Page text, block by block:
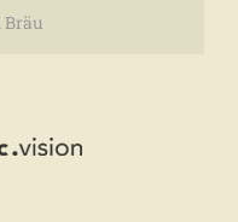
Bräu